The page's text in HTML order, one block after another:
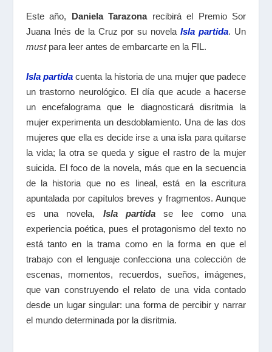
Este año, Daniela Tarazonarecibirá el Premio Sor
Juana Inés de la Cruz por su novelaIsla partida. Un
mustpara leer antes de embarcarte en la FIL.
Isla partida cuenta la historia de una mujer que padece
un trastorno neurológico. El día que acude a hacerse
un encefalograma que le diagnosticará disritmia la
mujer experimenta un desdoblamiento. Una de las dos
mujeres que ella es decide irse a una isla para quitarse
la vida; la otra se queda y sigue el rastro de la mujer
suicida. El foco de la novela, más que en la secuencia
de la historia que no es lineal, está en la escritura
apuntalada por capítulos breves y fragmentos. Aunque
es una novela, Isla partida se lee como una
experiencia poética, pues el protagonismo del texto no
está tanto en la trama como en la forma en que el
trabajo con el lenguaje confecciona una colección de
escenas, momentos, recuerdos, sueños, imágenes,
que van construyendo el relato de una vida contado
desde un lugar singular: una forma de percibir y narrar
el mundo determinada por la disritmia.